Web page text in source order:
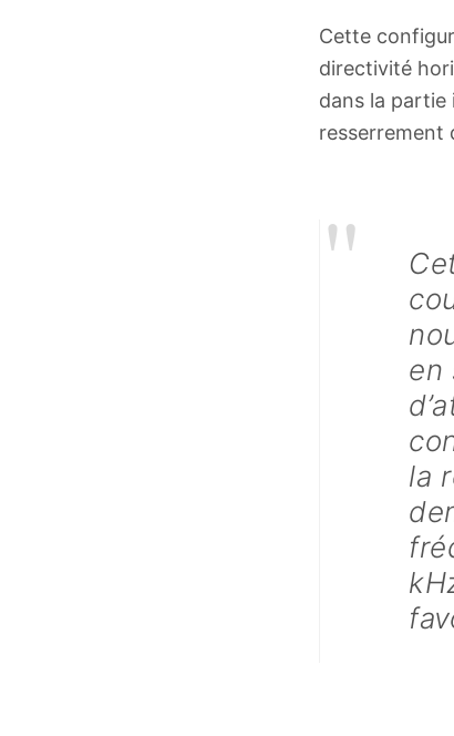
Cette
directivité
dans la partie
resserrement
"
en
la